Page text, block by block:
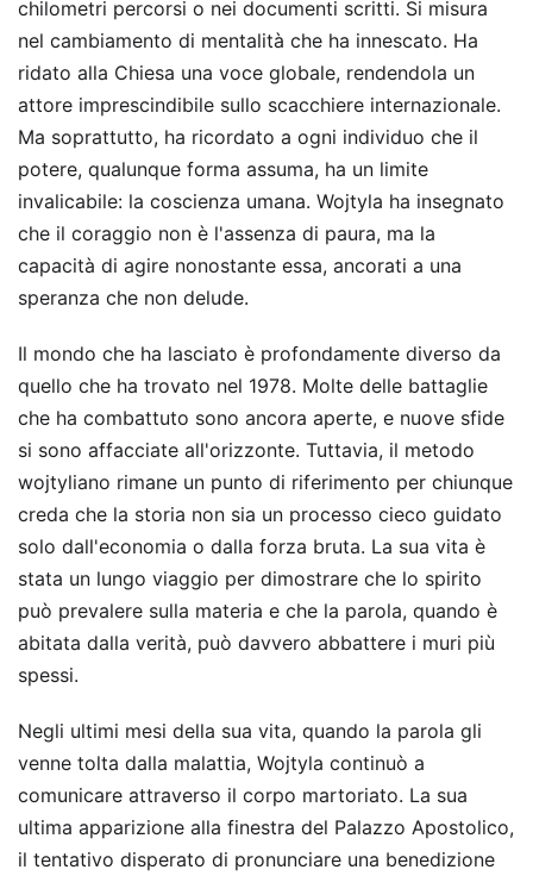
chilometri percorsi o nei documenti scritti. Si misura
nel cambiamento di mentalità che ha innescato. Ha
ridato alla Chiesa una voce globale, rendendola un
attore imprescindibile sullo scacchiere internazionale.
Ma soprattutto, ha ricordato a ogni individuo che il
potere, qualunque forma assuma, ha un limite
invalicabile: la coscienza umana. Wojtyla ha insegnato
che il coraggio non è l'assenza di paura, ma la
capacità di agire nonostante essa, ancorati a una
speranza che non delude.
Il mondo che ha lasciato è profondamente diverso da
quello che ha trovato nel 1978. Molte delle battaglie
che ha combattuto sono ancora aperte, e nuove sfide
si sono affacciate all'orizzonte. Tuttavia, il metodo
wojtyliano rimane un punto di riferimento per chiunque
creda che la storia non sia un processo cieco guidato
solo dall'economia o dalla forza bruta. La sua vita è
stata un lungo viaggio per dimostrare che lo spirito
può prevalere sulla materia e che la parola, quando è
abitata dalla verità, può davvero abbattere i muri più
spessi.
Negli ultimi mesi della sua vita, quando la parola gli
venne tolta dalla malattia, Wojtyla continuò a
comunicare attraverso il corpo martoriato. La sua
ultima apparizione alla finestra del Palazzo Apostolico,
il tentativo disperato di pronunciare una benedizione